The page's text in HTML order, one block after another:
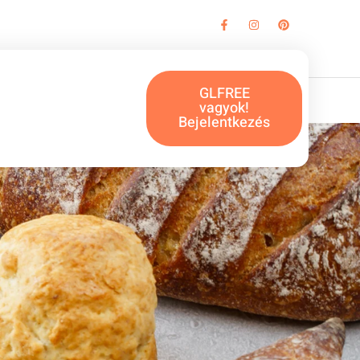
GLFREE
vagyok!
Bejelentkezés